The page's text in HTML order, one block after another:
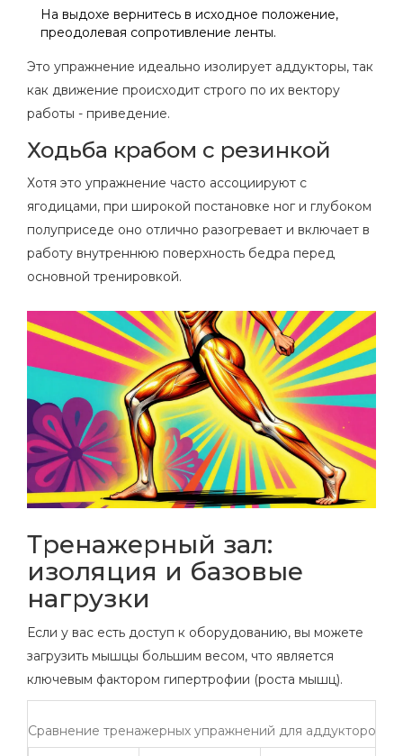
На выдохе вернитесь в исходное положение,
преодолевая сопротивление ленты.
Это упражнение идеально изолирует аддукторы, так
как движение происходит строго по их вектору
работы - приведение.
Ходьба крабом с резинкой
Хотя это упражнение часто ассоциируют с
ягодицами, при широкой постановке ног и глубоком
полуприседе оно отлично разогревает и включает в
работу внутреннюю поверхность бедра перед
основной тренировкой.
Тренажерный зал:
изоляция и базовые
нагрузки
Если у вас есть доступ к оборудованию, вы можете
загрузить мышцы большим весом, что является
ключевым фактором гипертрофии (роста мышц).
Сравнение тренажерных упражнений для аддукторов